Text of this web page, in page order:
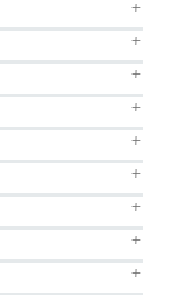
+
+
+
+
+
+
+
+
+